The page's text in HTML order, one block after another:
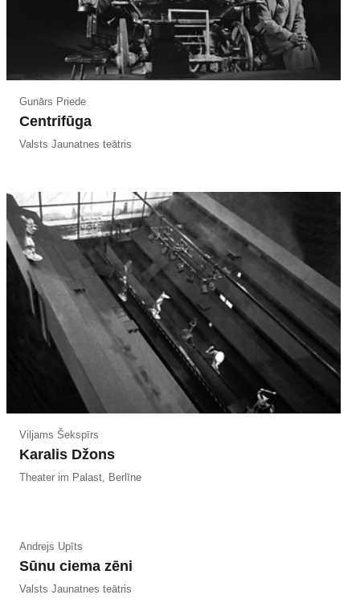
Gunārs Priede
Centrifūga
Valsts Jaunatnes teātris
Viljams Šekspīrs
Karalis Džons
Theater im Palast, Berlīne
Andrejs Upīts
Sūnu ciema zēni
Valsts Jaunatnes teātris